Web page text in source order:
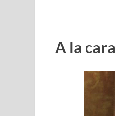
A la cara